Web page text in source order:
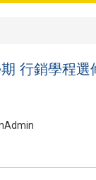
行銷學程選